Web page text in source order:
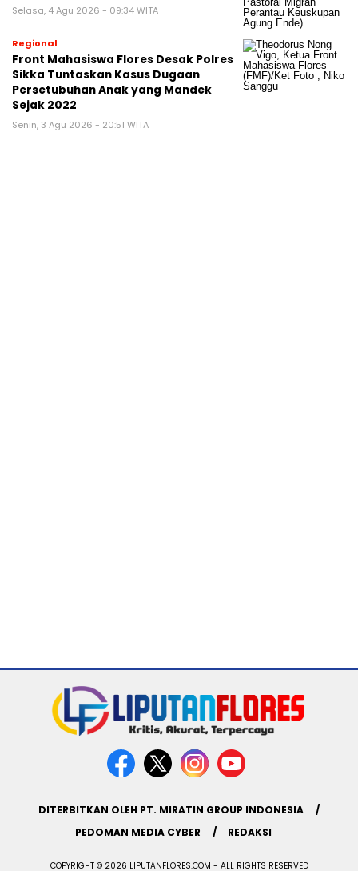
Selasa, 4 Agu 2026 - 09:34 WITA
Regional
Front Mahasiswa Flores Desak Polres
Sikka Tuntaskan Kasus Dugaan
Persetubuhan Anak yang Mandek
Sejak 2022
Senin, 3 Agu 2026 - 20:51 WITA
DITERBITKAN OLEH PT. MIRATIN GROUP INDONESIA
PEDOMAN MEDIA CYBER
REDAKSI
COPYRIGHT © 2026 LIPUTANFLORES.COM - ALL RIGHTS RESERVED